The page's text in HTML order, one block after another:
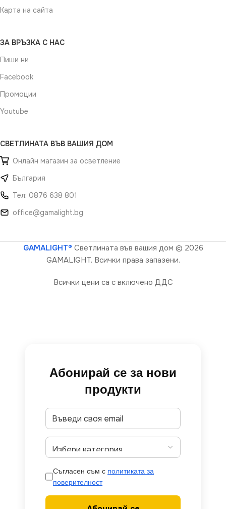
Карта на сайта
ЗА ВРЪЗКА С НАС
Пиши ни
Facebook
Промоции
Youtube
СВЕТЛИНАТА ВЪВ ВАШИЯ ДОМ
Онлайн магазин за осветление
България
Тел: 0876 638 801
office@gamalight.bg
GAMALIGHT® Светлината във вашия дом © 2026
GAMALIGHT. Всички права запазени.
Всички цени са с включено ДДС
Абонирай се за нови
продукти
Съгласен съм с политиката за
поверителност